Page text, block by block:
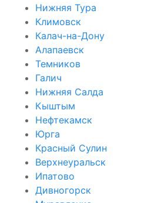
Нижняя Тура
Климовск
Калач-на-Дону
Алапаевск
Темников
Галич
Нижняя Салда
Кыштым
Нефтекамск
Юрга
Красный Сулин
Верхнеуральск
Ипатово
Дивногорск